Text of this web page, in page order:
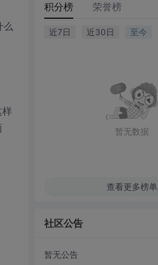
么
积分榜 荣誉榜
近7日 近30日 至今
暂无数据
查看更多榜单
社区公告
暂无公告